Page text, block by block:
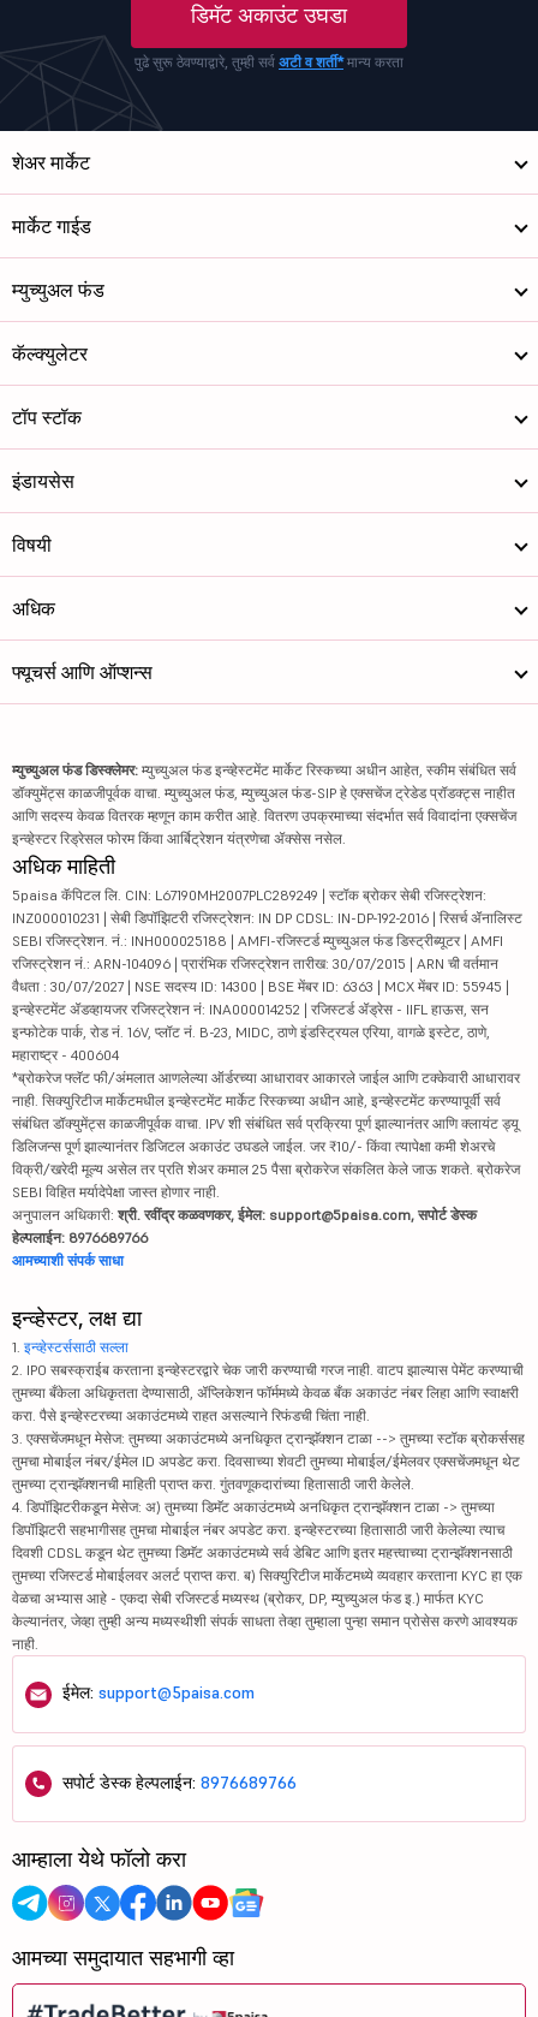
डिमॅट अकाउंट उघडा
पुढे सुरू ठेवण्याद्वारे, तुम्ही सर्व अटी व शर्ती*मान्य करता
शेअर मार्केट
मार्केट गाईड
म्युच्युअल फंड
कॅल्क्युलेटर
टॉप स्टॉक
इंडायसेस
विषयी
अधिक
फ्यूचर्स आणि ऑप्शन्स
म्युच्युअल फंड डिस्क्लेमर: म्युच्युअल फंड इन्व्हेस्टमेंट मार्केट रिस्कच्या अधीन आहेत, स्कीम संबंधित सर्व
डॉक्युमेंट्स काळजीपूर्वक वाचा. म्युच्युअल फंड, म्युच्युअल फंड-SIP हे एक्सचेंज ट्रेडेड प्रॉडक्ट्स नाहीत
आणि सदस्य केवळ वितरक म्हणून काम करीत आहे. वितरण उपक्रमाच्या संदर्भात सर्व विवादांना एक्सचेंज
इन्व्हेस्टर रिड्रेसल फोरम किंवा आर्बिट्रेशन यंत्रणेचा ॲक्सेस नसेल.
अधिक माहिती
5paisa कॅपिटल लि. CIN: L67190MH2007PLC289249 | स्टॉक ब्रोकर सेबी रजिस्ट्रेशन:
INZ000010231 | सेबी डिपॉझिटरी रजिस्ट्रेशन: IN DP CDSL: IN-DP-192-2016 | रिसर्च ॲनालिस्ट
SEBI रजिस्ट्रेशन. नं.: INH000025188 | AMFI-रजिस्टर्ड म्युच्युअल फंड डिस्ट्रीब्यूटर | AMFI
रजिस्ट्रेशन नं.: ARN-104096 | प्रारंभिक रजिस्ट्रेशन तारीख: 30/07/2015 | ARN ची वर्तमान
वैधता : 30/07/2027 | NSE सदस्य ID: 14300 | BSE मेंबर ID: 6363 | MCX मेंबर ID: 55945 |
इन्व्हेस्टमेंट ॲडव्हायजर रजिस्ट्रेशन नं: INA000014252 | रजिस्टर्ड ॲड्रेस - IIFL हाऊस, सन
इन्फोटेक पार्क, रोड नं. 16V, प्लॉट नं. B-23, MIDC, ठाणे इंडस्ट्रियल एरिया, वागळे इस्टेट, ठाणे,
महाराष्ट्र - 400604
*ब्रोकरेज फ्लॅट फी/अंमलात आणलेल्या ऑर्डरच्या आधारावर आकारले जाईल आणि टक्केवारी आधारावर
नाही. सिक्युरिटीज मार्केटमधील इन्व्हेस्टमेंट मार्केट रिस्कच्या अधीन आहे, इन्व्हेस्टमेंट करण्यापूर्वी सर्व
संबंधित डॉक्युमेंट्स काळजीपूर्वक वाचा. IPV शी संबंधित सर्व प्रक्रिया पूर्ण झाल्यानंतर आणि क्लायंट ड्यू
डिलिजन्स पूर्ण झाल्यानंतर डिजिटल अकाउंट उघडले जाईल. जर ₹10/- किंवा त्यापेक्षा कमी शेअरचे
विक्री/खरेदी मूल्य असेल तर प्रति शेअर कमाल 25 पैसा ब्रोकरेज संकलित केले जाऊ शकते. ब्रोकरेज
SEBI विहित मर्यादेपेक्षा जास्त होणार नाही.
अनुपालन अधिकारी: श्री. रवींद्र कळवणकर, ईमेल: support@5paisa.com, सपोर्ट डेस्क
हेल्पलाईन: 8976689766
आमच्याशी संपर्क साधा
इन्व्हेस्टर, लक्ष द्या
1. इन्व्हेस्टर्ससाठी सल्ला
2. IPO सबस्क्राईब करताना इन्व्हेस्टरद्वारे चेक जारी करण्याची गरज नाही. वाटप झाल्यास पेमेंट करण्याची
तुमच्या बँकेला अधिकृतता देण्यासाठी, ॲप्लिकेशन फॉर्ममध्ये केवळ बँक अकाउंट नंबर लिहा आणि स्वाक्षरी
करा. पैसे इन्व्हेस्टरच्या अकाउंटमध्ये राहत असल्याने रिफंडची चिंता नाही.
3. एक्सचेंजमधून मेसेज: तुमच्या अकाउंटमध्ये अनधिकृत ट्रान्झॅक्शन टाळा --> तुमच्या स्टॉक ब्रोकर्ससह
तुमचा मोबाईल नंबर/ईमेल ID अपडेट करा. दिवसाच्या शेवटी तुमच्या मोबाईल/ईमेलवर एक्सचेंजमधून थेट
तुमच्या ट्रान्झॅक्शनची माहिती प्राप्त करा. गुंतवणूकदारांच्या हितासाठी जारी केलेले.
4. डिपॉझिटरीकडून मेसेज: अ) तुमच्या डिमॅट अकाउंटमध्ये अनधिकृत ट्रान्झॅक्शन टाळा -> तुमच्या
डिपॉझिटरी सहभागीसह तुमचा मोबाईल नंबर अपडेट करा. इन्व्हेस्टरच्या हितासाठी जारी केलेल्या त्याच
दिवशी CDSL कडून थेट तुमच्या डिमॅट अकाउंटमध्ये सर्व डेबिट आणि इतर महत्त्वाच्या ट्रान्झॅक्शनसाठी
तुमच्या रजिस्टर्ड मोबाईलवर अलर्ट प्राप्त करा. ब) सिक्युरिटीज मार्केटमध्ये व्यवहार करताना KYC हा एक
वेळचा अभ्यास आहे - एकदा सेबी रजिस्टर्ड मध्यस्थ (ब्रोकर, DP, म्युच्युअल फंड इ.) मार्फत KYC
केल्यानंतर, जेव्हा तुम्ही अन्य मध्यस्थीशी संपर्क साधता तेव्हा तुम्हाला पुन्हा समान प्रोसेस करणे आवश्यक
नाही.
ईमेल: support@5paisa.com
सपोर्ट डेस्क हेल्पलाईन: 8976689766
आम्हाला येथे फॉलो करा
आमच्या समुदायात सहभागी व्हा